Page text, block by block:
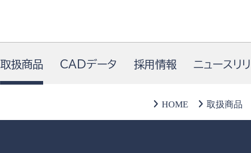
取扱商品 CADデータ 採用情報 ニュースリ
HOME 取扱商品